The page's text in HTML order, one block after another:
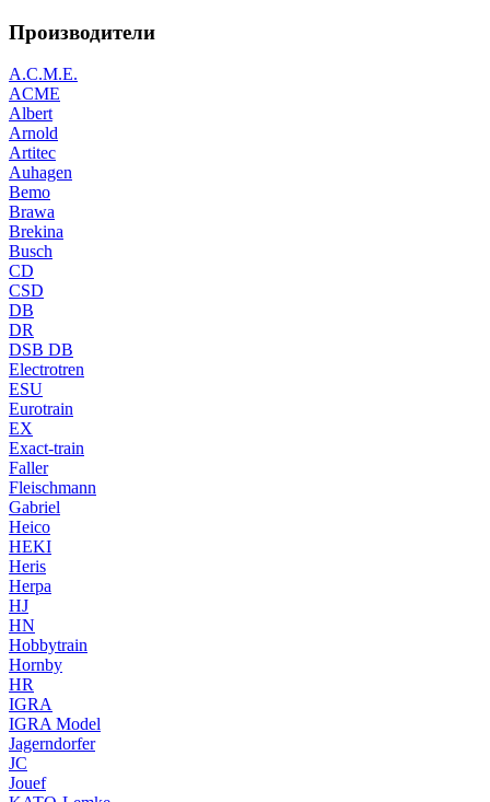
Производители
A.C.M.E.
ACME
Albert
Arnold
Artitec
Auhagen
Bemo
Brawa
Brekina
Busch
CD
CSD
DB
DR
DSB DB
Electrotren
ESU
Eurotrain
EX
Exact-train
Faller
Fleischmann
Gabriel
Heico
HEKI
Heris
Herpa
HJ
HN
Hobbytrain
Hornby
HR
IGRA
IGRA Model
Jagerndorfer
JC
Jouef